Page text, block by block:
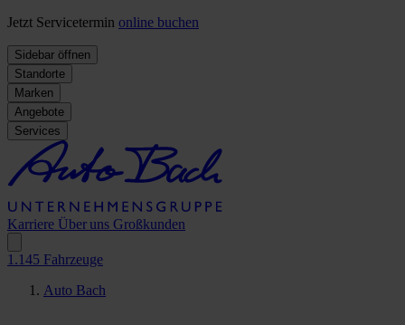
Jetzt Servicetermin online buchen
Sidebar öffnen
Standorte
Marken
Angebote
Services
Karriere Über uns Großkunden
1.145 Fahrzeuge
Auto Bach